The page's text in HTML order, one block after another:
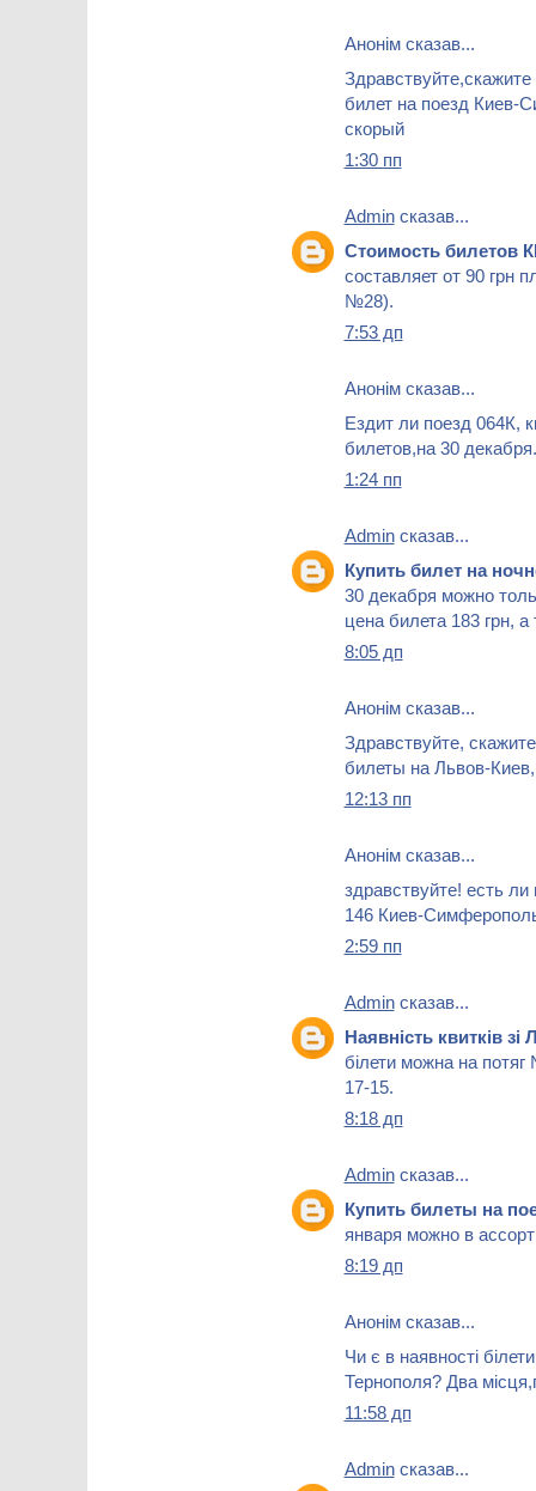
Анонім сказав...
билет на поезд Киев-
скорый
1:30 пп
Adminсказав...
Стоимость
составляет от 90 грн
№28).
7:53 дп
Анонім сказав...
Ездит ли поезд 064К,
билетов,на 30 декабря.
1:24 пп
Adminсказав...
Купить билет на
30 декабря можно
цена билета 183 грн,
8:05 дп
Анонім сказав...
Здравствуйте,
билеты на Львов-
12:13 пп
Анонім сказав...
здравствуйте! есть
146 Киев-
2:59 пп
Adminсказав...
Наявність квитків зі
білети можна на потяг
17-15.
8:18 дп
Adminсказав...
Купить билеты на
января можно в
8:19 дп
Анонім сказав...
Чи є в наявності
Тернополя? Два
11:58 дп
Adminсказав...